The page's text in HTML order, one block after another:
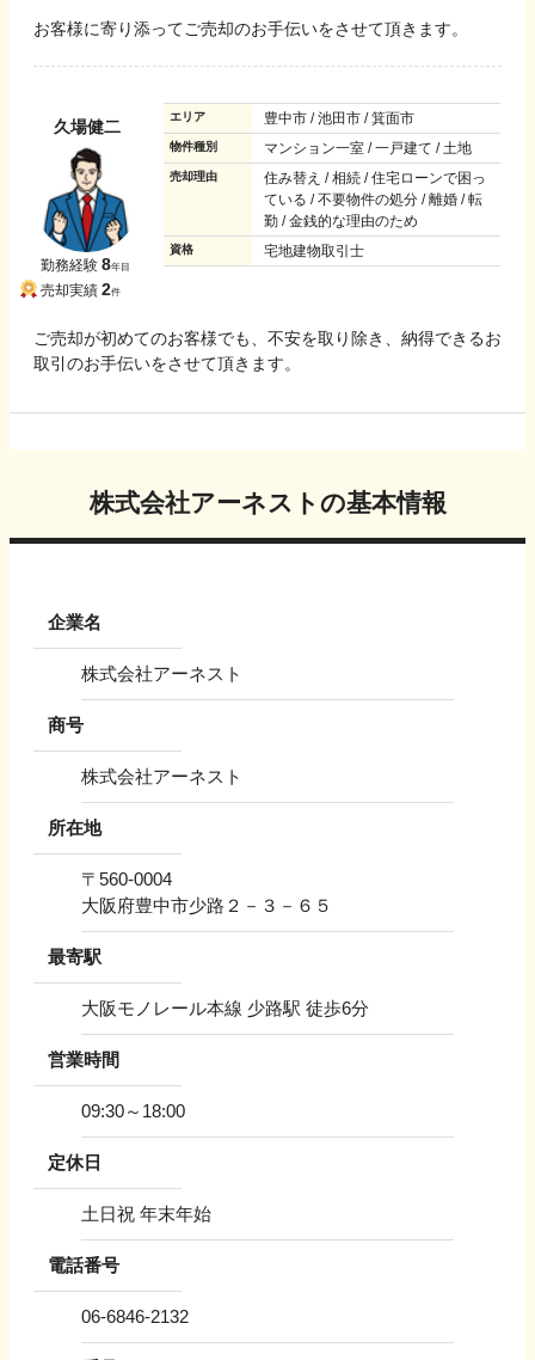
お客様に寄り添ってご売却のお手伝いをさせて頂きます。
久場健二
勤務経験 8年目
売却実績 2件
エリア 豊中市 / 池田市 / 箕面市
物件種別 マンション一室 / 一戸建て / 土地
売却理由
住み替え / 相続 / 住宅ローンで困っ
ている / 不要物件の処分 / 離婚 / 転
勤 / 金銭的な理由のため
資格 宅地建物取引士
ご売却が初めてのお客様でも、不安を取り除き、納得できるお
取引のお手伝いをさせて頂きます。
株式会社アーネスト の基本情報
企業名
株式会社アーネスト
商号
株式会社アーネスト
所在地
〒 560-0004
大阪府豊中市少路２－３－６５
最寄駅
大阪モノレール本線 少路駅 徒歩6分
営業時間
09:30～18:00
定休日
土日祝 年末年始
電話番号
06-6846-2132